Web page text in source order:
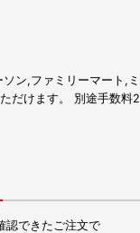
ン,ファミリーマート,
だけます。 別途手数料
認できたご注文で